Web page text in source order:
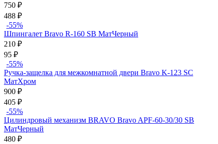
750 ₽
488 ₽
-55%
Шпингалет Bravo R-160 SB МатЧерный
210 ₽
95 ₽
-55%
Ручка-защелка для межкомнатной двери Bravo K-123 SC
МатХром
900 ₽
405 ₽
-55%
Цилиндровый механизм BRAVO Bravo AРF-60-30/30 SB
МатЧерный
480 ₽